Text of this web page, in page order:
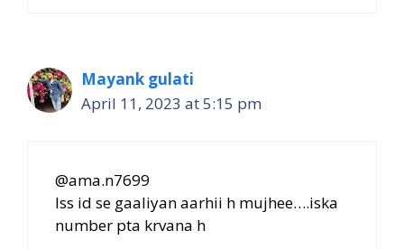
Mayank gulati
April 11, 2023 at 5:15 pm
@ama.n7699
Iss id se gaaliyan aarhii h mujhee….iska
number pta krvana h